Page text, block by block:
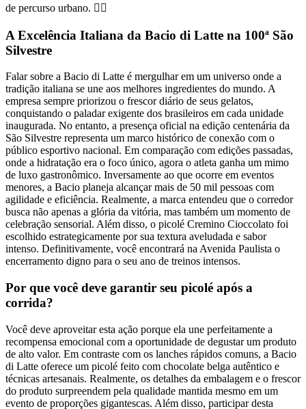
de percurso urbano. 🏃‍♂️
A Excelência Italiana da Bacio di Latte na 100ª São
Silvestre
Falar sobre a Bacio di Latte é mergulhar em um universo onde a
tradição italiana se une aos melhores ingredientes do mundo. A
empresa sempre priorizou o frescor diário de seus gelatos,
conquistando o paladar exigente dos brasileiros em cada unidade
inaugurada. No entanto, a presença oficial na edição centenária da
São Silvestre representa um marco histórico de conexão com o
público esportivo nacional. Em comparação com edições passadas,
onde a hidratação era o foco único, agora o atleta ganha um mimo
de luxo gastronômico. Inversamente ao que ocorre em eventos
menores, a Bacio planeja alcançar mais de 50 mil pessoas com
agilidade e eficiência. Realmente, a marca entendeu que o corredor
busca não apenas a glória da vitória, mas também um momento de
celebração sensorial. Além disso, o picolé Cremino Cioccolato foi
escolhido estrategicamente por sua textura aveludada e sabor
intenso. Definitivamente, você encontrará na Avenida Paulista o
encerramento digno para o seu ano de treinos intensos.
Por que você deve garantir seu picolé após a
corrida?
Você deve aproveitar esta ação porque ela une perfeitamente a
recompensa emocional com a oportunidade de degustar um produto
de alto valor. Em contraste com os lanches rápidos comuns, a Bacio
di Latte oferece um picolé feito com chocolate belga autêntico e
técnicas artesanais. Realmente, os detalhes da embalagem e o frescor
do produto surpreendem pela qualidade mantida mesmo em um
evento de proporções gigantescas. Além disso, participar desta